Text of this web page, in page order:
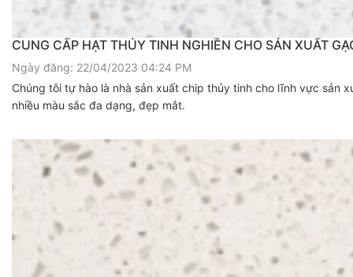
CUNG CẤP HẠT THỦY TINH NGHIỀN CHO SẢN XUẤT
Ngày đăng: 22/04/2023 04:24 PM
Chúng tôi tự hào là nhà sản xuất chip thủy tinh cho lĩnh vực sản
nhiều màu sắc đa dạng, đẹp mắt.